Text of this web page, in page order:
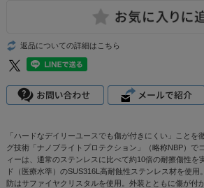
返品についての詳細はこちら
「ハードなデイリーユースでも傷が付きにくい」ことを
グ技術「ナノブライトプロテクション」（略称NBP）で
ィーは、通常のステンレスに比べて約10倍の耐擦傷性を
ド（医療水準）のSUS316L高耐蝕性ステンレス材を使用
防はサファイヤクリスタルを使用。外装とともに傷が付